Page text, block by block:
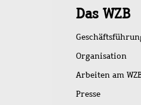
Das WZB
Organisation
Arbeiten am
Presse